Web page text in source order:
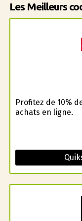
Les Meilleurs
Profitez de 10%
achats en ligne.